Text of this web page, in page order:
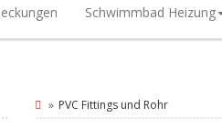
Schwimmbad Heizung
PVC Fittings und Rohr